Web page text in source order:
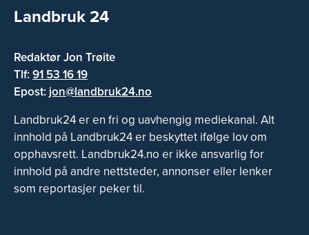
Landbruk 24
Redaktør Jon Trøite
Tlf:91 53 16 19
Epost: jon@landbruk24.no
Landbruk24 er en fri og uavhengig mediekanal. Alt
innhold på Landbruk24 er beskyttet ifølge lov om
opphavsrett. Landbruk24.no er ikke ansvarlig for
innhold på andre nettsteder, annonser eller lenker
som reportasjer peker til.